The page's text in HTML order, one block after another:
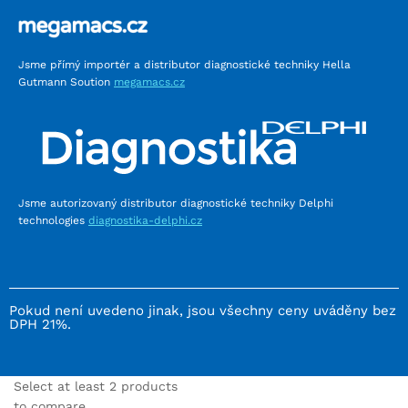
Jsme přímý importér a distributor diagnostické techniky Hella
Gutmann Soution megamacs.cz
Jsme autorizovaný distributor diagnostické techniky Delphi
technologies diagnostika-delphi.cz
Pokud není uvedeno jinak, jsou všechny ceny uváděny bez
DPH 21%.
Select at least 2 products